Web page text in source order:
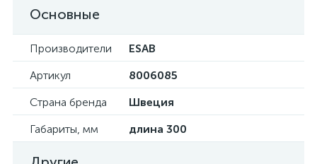
Основные
Производители
ESAB
Артикул
8006085
Страна бренда
Швеция
Габариты, мм
длина 300